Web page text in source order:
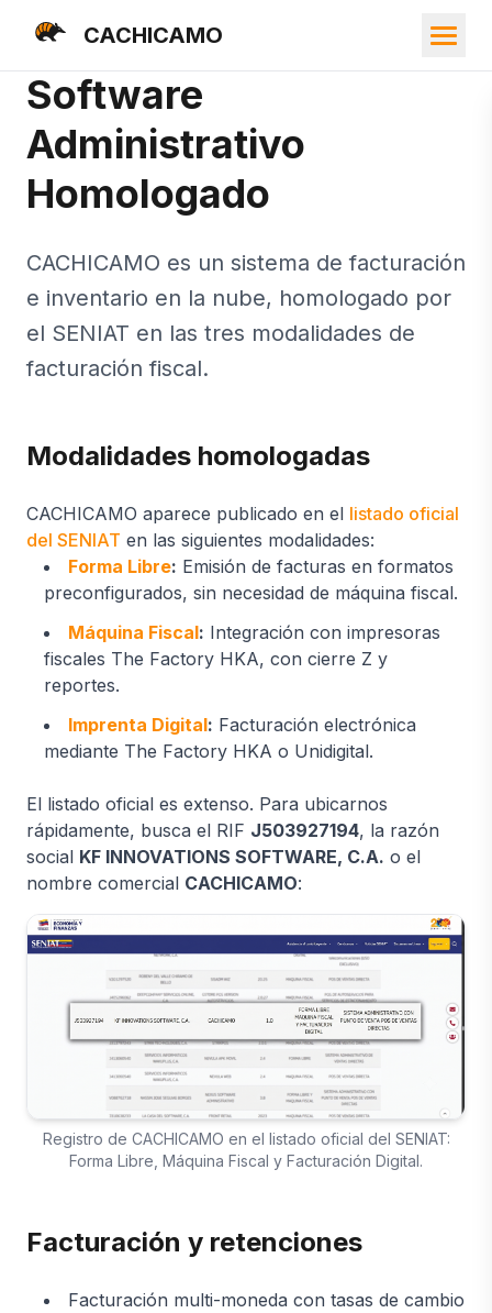
CACHICAMO
Software
Administrativo
Homologado
CACHICAMO es un sistema de facturación
e inventario en la nube, homologado por
el SENIAT en las tres modalidades de
facturación fiscal.
Modalidades homologadas
CACHICAMO aparece publicado en el listado oficial
del SENIAT en las siguientes modalidades:
Forma Libre: Emisión de facturas en formatos
preconfigurados, sin necesidad de máquina fiscal.
Máquina Fiscal: Integración con impresoras
fiscales The Factory HKA, con cierre Z y
reportes.
Imprenta Digital: Facturación electrónica
mediante The Factory HKA o Unidigital.
El listado oficial es extenso. Para ubicarnos
rápidamente, busca el RIF J503927194, la razón
social KF INNOVATIONS SOFTWARE, C.A. o el
nombre comercial CACHICAMO:
Registro de CACHICAMO en el listado oficial del SENIAT:
Forma Libre, Máquina Fiscal y Facturación Digital.
Facturación y retenciones
Facturación multi-moneda con tasas de cambio